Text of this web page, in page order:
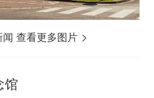
闻 查看更多图片
馆